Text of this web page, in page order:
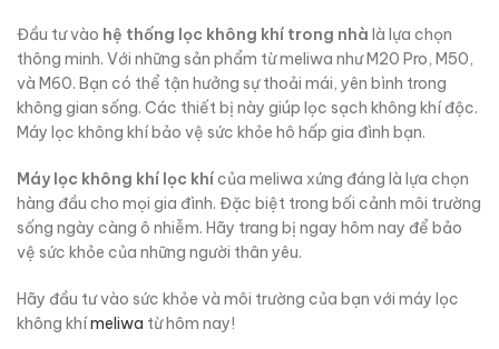
Đầu tư vào hệ thống lọc không khí trong nhà là lựa chọn
thông minh. Với những sản phẩm từ meliwa như M20 Pro, M50,
và M60. Bạn có thể tận hưởng sự thoải mái, yên bình trong
không gian sống. Các thiết bị này giúp lọc sạch không khí độc.
Máy lọc không khí bảo vệ sức khỏe hô hấp gia đình bạn.
Máy lọc không khí lọc khícủa meliwa xứng đáng là lựa chọn
hàng đầu cho mọi gia đình. Đặc biệt trong bối cảnh môi trường
sống ngày càng ô nhiễm. Hãy trang bị ngay hôm nay để bảo
vệ sức khỏe của những người thân yêu.
Hãy đầu tư vào sức khỏe và môi trường của bạn với máy lọc
không khímeliwa từ hôm nay!